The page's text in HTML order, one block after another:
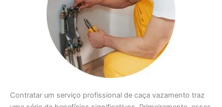
Contratar um serviço profissional de caça vazamento traz